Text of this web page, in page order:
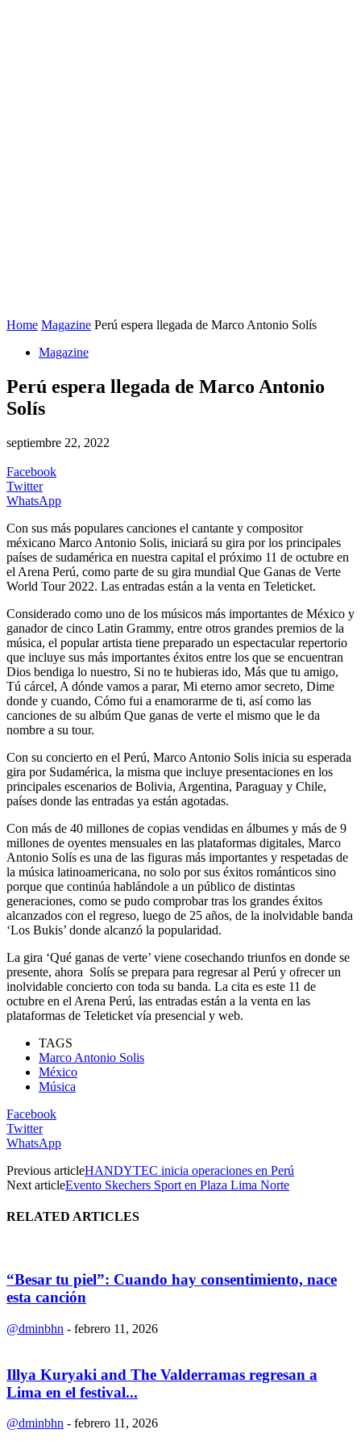
Home Magazine Perú espera llegada de Marco Antonio Solís
Magazine
Perú espera llegada de Marco Antonio
Solís
septiembre 22, 2022
Facebook
Twitter
WhatsApp
Con sus más populares canciones el cantante y compositor
méxicano Marco Antonio Solis, iniciará su gira por los principales
países de sudamérica en nuestra capital el próximo 11 de octubre en
el Arena Perú, como parte de su gira mundial Que Ganas de Verte
World Tour 2022. Las entradas están a la venta en Teleticket.
Considerado como uno de los músicos más importantes de México y
ganador de cinco Latin Grammy, entre otros grandes premios de la
música, el popular artista tiene preparado un espectacular repertorio
que incluye sus más importantes éxitos entre los que se encuentran
Dios bendiga lo nuestro, Si no te hubieras ido, Más que tu amigo,
Tú cárcel, A dónde vamos a parar, Mi eterno amor secreto, Dime
donde y cuando, Cómo fui a enamorarme de ti, así como las
canciones de su albúm Que ganas de verte el mismo que le da
nombre a su tour.
Con su concierto en el Perú, Marco Antonio Solis inicia su esperada
gira por Sudamérica, la misma que incluye presentaciones en los
principales escenarios de Bolivia, Argentina, Paraguay y Chile,
países donde las entradas ya están agotadas.
Con más de 40 millones de copias vendidas en álbumes y más de 9
millones de oyentes mensuales en las plataformas digitales, Marco
Antonio Solís es una de las figuras más importantes y respetadas de
la música latinoamericana, no solo por sus éxitos románticos sino
porque que continúa hablándole a un público de distintas
generaciones, como se pudo comprobar tras los grandes éxitos
alcanzados con el regreso, luego de 25 años, de la inolvidable banda
‘Los Bukis’ donde alcanzó la popularidad.
La gira ‘Qué ganas de verte’ viene cosechando triunfos en donde se
presente, ahora Solís se prepara para regresar al Perú y ofrecer un
inolvidable concierto con toda su banda. La cita es este 11 de
octubre en el Arena Perú, las entradas están a la venta en las
plataformas de Teleticket vía presencial y web.
TAGS
Marco Antonio Solis
México
Música
Facebook
Twitter
WhatsApp
Previous articleHANDYTEC inicia operaciones en Perú
Next articleEvento Skechers Sport en Plaza Lima Norte
RELATED ARTICLES
“Besar tu piel”: Cuando hay consentimiento, nace
esta canción
@dminbhn - febrero 11, 2026
Illya Kuryaki and The Valderramas regresan a
Lima en el festival...
@dminbhn - febrero 11, 2026